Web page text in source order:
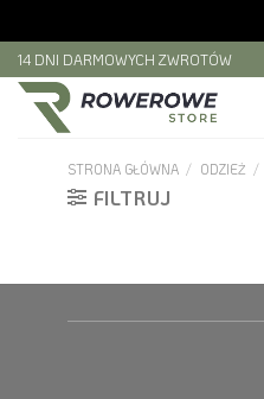
Skip
to
content
14 DNI DARMOWYCH ZWROTÓW
STRONA GŁÓWNA / ODZIEŻ /
FILTRUJ